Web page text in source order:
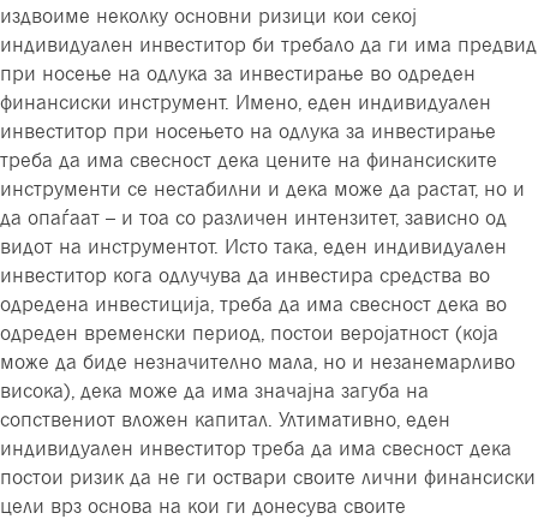
издвоиме неколку основни ризици кои секој
индивидуален инвеститор би требало да ги има предвид
при носење на одлука за инвестирање во одреден
финансиски инструмент. Имено, еден индивидуален
инвеститор при носењето на одлука за инвестирање
треба да има свесност дека цените на финансиските
инструменти се нестабилни и дека може да растат, но и
да опаѓаат – и тоа со различен интензитет, зависно од
видот на инструментот. Исто така, еден индивидуален
инвеститор кога одлучува да инвестира средства во
одредена инвестиција, треба да има свесност дека во
одреден временски период, постои веројатност (која
може да биде незначително мала, но и незанемарливо
висока), дека може да има значајна загуба на
сопствениот вложен капитал. Ултимативно, еден
индивидуален инвеститор треба да има свесност дека
постои ризик да не ги оствари своите лични финансиски
цели врз основа на кои ги донесува своите